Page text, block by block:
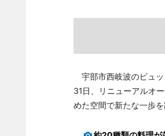
宇部市西岐波のビュッ
31日、リニューアルオ
めた空間で新たな一歩を